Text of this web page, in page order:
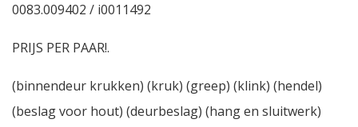
0083.009402 / i0011492
PRIJS PER PAAR!.
(binnendeur krukken) (kruk) (greep) (klink) (hendel)
(beslag voor hout) (deurbeslag) (hang en sluitwerk)